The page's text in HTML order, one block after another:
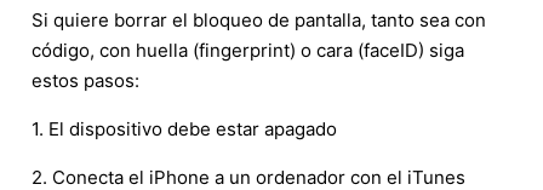
Si quiere borrar el bloqueo de pantalla, tanto sea con
código, con huella (fingerprint) o cara (faceID) siga
estos pasos:
1. El dispositivo debe estar apagado
2. Conecta el iPhone a un ordenador con el iTunes